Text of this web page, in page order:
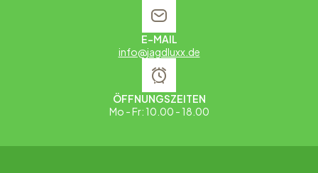
E-MAIL
info@jagdluxx.de
ÖFFNUNGSZEITEN
Mo - Fr: 10.00 - 18.00